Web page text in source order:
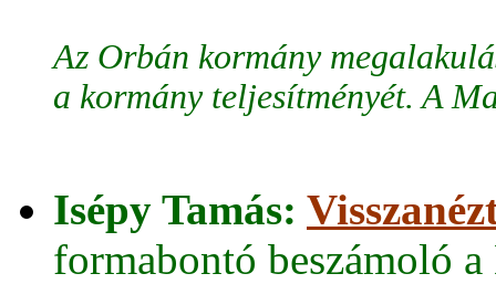
Az Orbán kormány
a kormány teljesítményét. A
Isépy Tamás:
formabontó beszámoló